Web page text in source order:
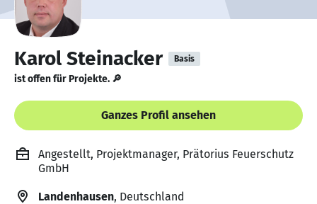
Karol Steinacker Basis
ist offen für Projekte. 🔎
Ganzes Profil ansehen
Angestellt, Projektmanager, Prätorius Feuerschutz
GmbH
Landenhausen, Deutschland